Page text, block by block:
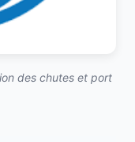
des chutes et port